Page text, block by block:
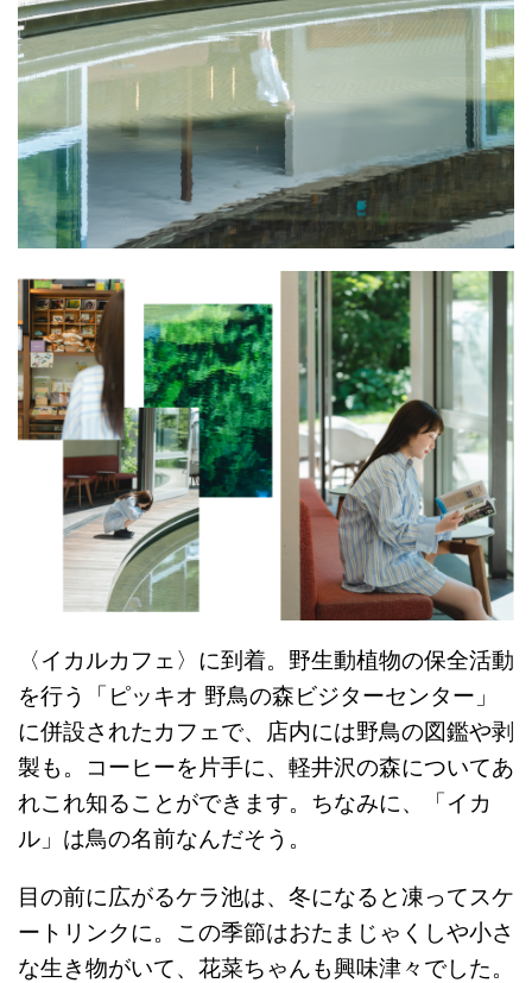
〈イカルカフェ〉に到着。野生動植物の保全活動
を行う「ピッキオ 野鳥の森ビジターセンター」
に併設されたカフェで、店内には野鳥の図鑑や剥
製も。コーヒーを片手に、軽井沢の森についてあ
れこれ知ることができます。ちなみに、「イカ
ル」は鳥の名前なんだそう。
目の前に広がるケラ池は、冬になると凍ってスケ
ートリンクに。この季節はおたまじゃくしや小さ
な生き物がいて、花菜ちゃんも興味津々でした。